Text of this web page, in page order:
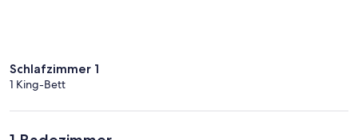
Schlafzimmer 1
1 King-Bett